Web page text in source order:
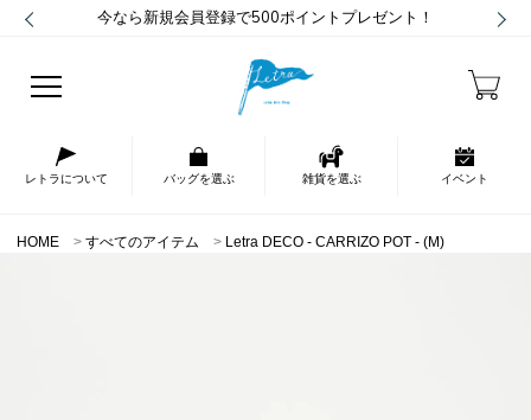
今なら新規会員登録で500ポイントプレゼント！
レトラについて バッグを選ぶ 雑貨を選ぶ イベント
HOME すべてのアイテム Letra DECO - CARRIZO POT - (M)